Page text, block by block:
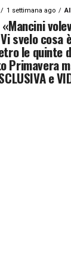
1 settimana ago
svelo cosa
le quinte
Primavera
e